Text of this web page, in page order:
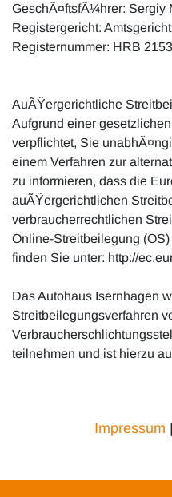
GeschÃ¤ftsfÃ¼hrer: Sergiy
Registergericht:
Registernummer: HRB
AuÃŸergerichtliche
Aufgrund einer
verpflichtet, Sie
einem Verfahren zur
zu informieren, dass die
auÃŸergerichtlichen
verbraucherrechtlichen
Online-Streitbeilegung
finden Sie unter: http://
Das Autohaus Isernhagen
Streitbeilegungsverfahren
teilnehmen und ist hierzu
Impressum |